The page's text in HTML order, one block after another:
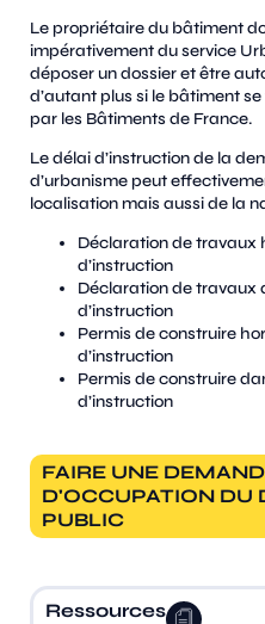
Ressources
Le propriétaire du bâtiment
impérativement du service
déposer un dossier et être
d’autant plus si le bâtiment
par les Bâtiments de France.
Le délai d’instruction de la
d’urbanisme peut
localisation mais aussi de la
Déclaration de travaux
d’instruction
Déclaration de travaux
d’instruction
Permis de construire
d’instruction
Permis de construire
d’instruction
FAIRE UNE
D'OCCUPATION DU
PUBLIC